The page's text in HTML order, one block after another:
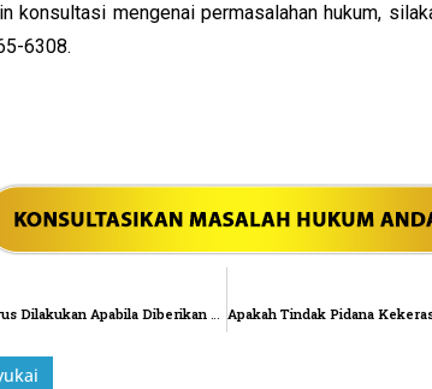
konsultasi mengenai permasalahan hukum,
6308.